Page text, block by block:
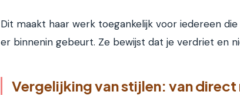
Dit maakt haar werk toegankelijk voor iedereen
er binnenin gebeurt. Ze bewijst dat je verdriet en
Vergelijking van stijlen: van